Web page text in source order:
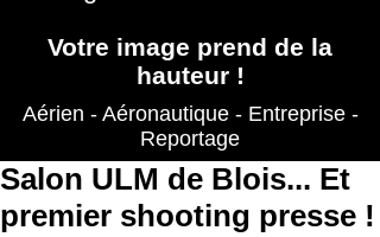
Votre image prend de la
hauteur !
Aérien - Aéronautique- Entreprise-
Reportage
Salon ULM de Blois... Et
premier shooting presse !